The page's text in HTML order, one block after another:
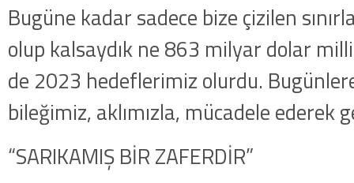
Bugüne kadar sadece bize çizilen
olup kalsaydık ne 863 milyar dolar
de 2023 hedeflerimiz olurdu.
bileğimiz, aklımızla, mücadele ederek
“SARIKAMIŞ BİR ZAFERDİR”